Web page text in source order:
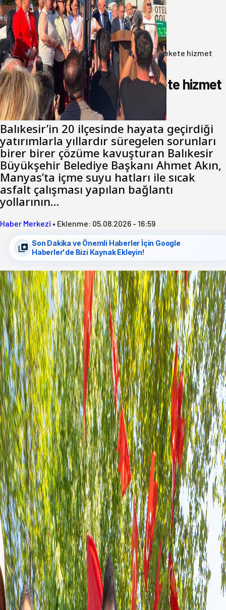
Yeni Parti Bandırma Teşkilatı kuruldu
06 Ağustos 2026
Anasayfa/Gündem/Akın: Benim derdim memlekete hizmet
hemşerim!
Akın: Benim derdim memlekete hizmet
hemşerim!
Balıkesir’in 20 ilçesinde hayata geçirdiği
yatırımlarla yıllardır süregelen sorunları
birer birer çözüme kavuşturan Balıkesir
Büyükşehir Belediye Başkanı Ahmet Akın,
Manyas’ta içme suyu hatları ile sıcak
asfalt çalışması yapılan bağlantı
yollarının…
Haber Merkezi • Eklenme: 05.08.2026 - 16:59
Son Dakika ve Önemli Haberler İçin Google
Haberler'de Bizi Kaynak Ekleyin!